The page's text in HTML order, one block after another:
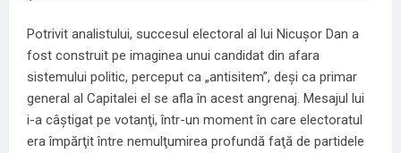
Potrivit analistului, succesul electoral al lui Nicușor Dan a
fost construit pe imaginea unui candidat din afara
sistemului politic, perceput ca „antisitem”, deşi ca primar
general al Capitalei el se afla în acest angrenaj. Mesajul lui
i-a câştigat pe votanţi, într-un moment în care electoratul
era împărţit între nemulţumirea profundă faţă de partidele